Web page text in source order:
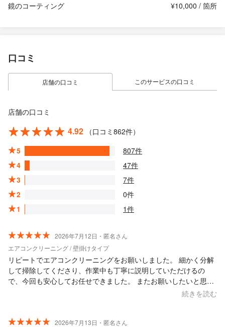
鏡のコーティング
¥10,000 / 箇所
口コミ
店舗の口コミ このサービスの口コミ
店舗の口コミ
4.92
（口コミ862件）
5
807件
4
47件
3
7件
2
0件
1
1件
2026年7月12日・匿名さん
エアコンクリーニング / 壁掛けタイプ
リピートでエアコンクリーニングをお願いしました。 細かく分解
して掃除してくださり、作業中も丁寧に説明していただけるの
で、今回も安心してお任せできました。 またお願いしたいと思い
続きを読む
2026年7月13日・匿名さん